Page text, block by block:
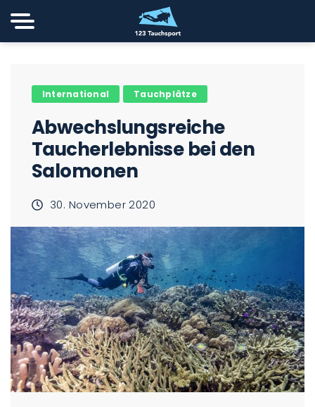
International Tauchplätze
Abwechslungsreiche
Taucherlebnisse bei den
Salomonen
30. November 2020